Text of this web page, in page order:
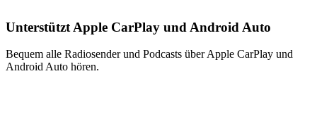
Unterstützt Apple CarPlay und Android Auto
Bequem alle Radiosender und Podcasts über Apple CarPlay und
Android Auto hören.